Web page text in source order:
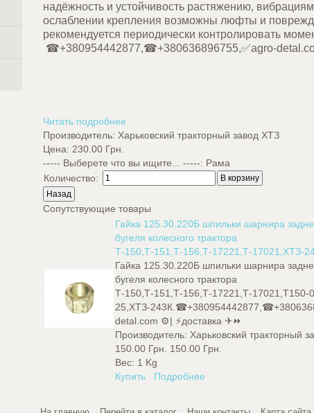
надёжность и устойчивость растяжению,
ослаблении крепления возможны люфты и
рекомендуется периодически
☎+380954442877,☎+380636896755,✅agro-
Читать подробнее
Производитель: Харьковский тракторный завод ХТЗ
Цена: 230.00 Грн.
----- Выберете что вы ищите... -----: Рама
Количество:
Сопутствующие товары
Гайка 125.30.220Б шпильки шарнира
бугеля колесного трактора
Т-150,Т-151,Т-156,Т-17221,Т-17021,ХТЗ-
Гайка 125.30.220Б шпильки шарнира
бугеля колесного трактора
Т-150,Т-151,Т-156,Т-17221,Т-17021,Т150-
25,ХТЗ-
detal.com ⚙️| ⚡доставка ✈⏩
Производитель:Харьковский тракторный
150.00 Грн. 150.00 Грн.
Вес: 1 Kg
Купить
Подробнее